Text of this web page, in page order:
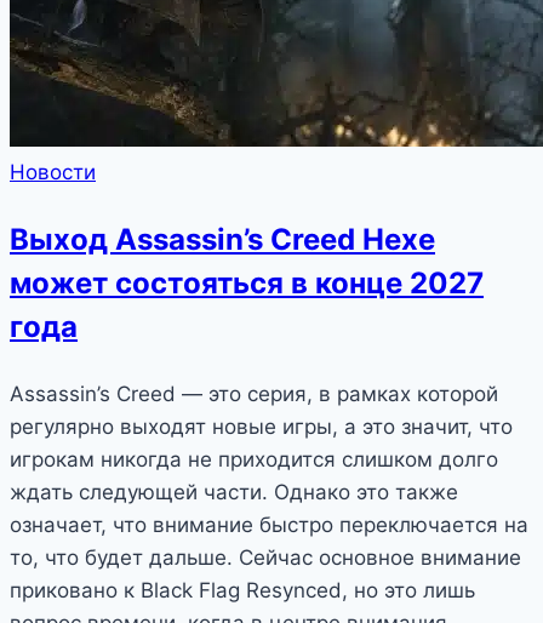
Новости
Выход Assassin’s Creed Hexe
может состояться в конце 2027
года
Assassin’s Creed — это серия, в рамках которой
регулярно выходят новые игры, а это значит, что
игрокам никогда не приходится слишком долго
ждать следующей части. Однако это также
означает, что внимание быстро переключается на
то, что будет дальше. Сейчас основное внимание
приковано к Black Flag Resynced, но это лишь